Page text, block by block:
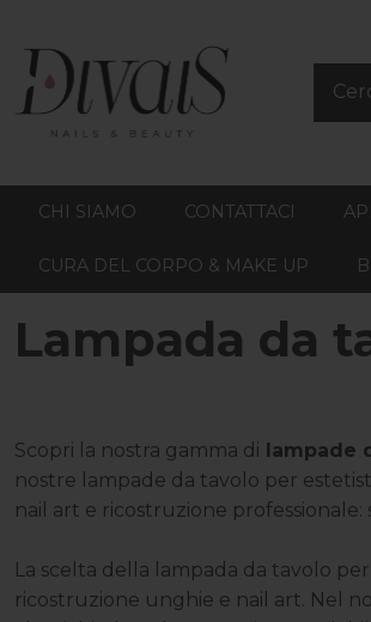
CHI SIAMO CONTATTACI
CURA DEL CORPO & MAKE UP
Lampada da
Scopri la nostra gamma di lampade
nostre lampade da tavolo per
nail art e ricostruzione
La scelta della lampada da tavolo
ricostruzione unghie e nail art. Nel